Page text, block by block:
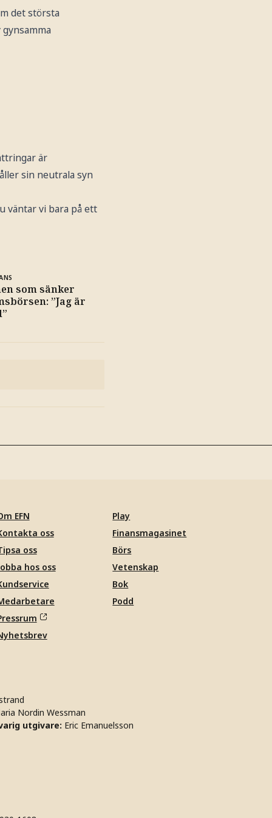
det största
är
sin neutrala syn
väntar vi bara på ett
som sänker
”Jag är
EFN
oss
oss
hos oss
Play
Finansmagasinet
Börs
Vetenskap
Bok
Podd
Nordin Wessman
utgivare: Eric Emanuelsson